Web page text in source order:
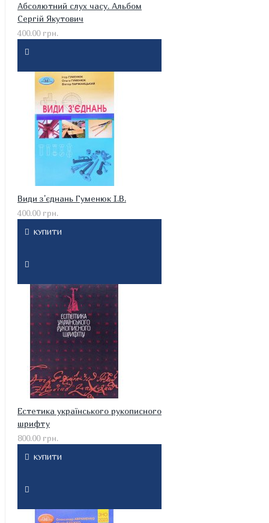
Абсолютний слух часу. Альбом
Сергій Якутович
400.00 грн.
Види з'єднань Гуменюк І.В.
400.00 грн.
КУПИТИ
Естетика українського рукописного
шрифту
800.00 грн.
КУПИТИ